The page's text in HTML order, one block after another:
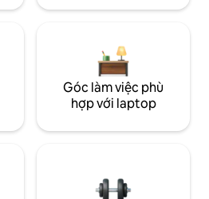
Góc làm việc phù
hợp với laptop